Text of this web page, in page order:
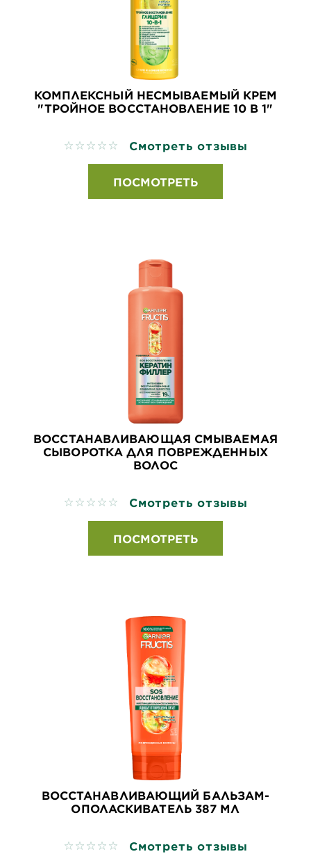
КОМПЛЕКСНЫЙ НЕСМЫВАЕМЫЙ КРЕМ
"ТРОЙНОЕ ВОССТАНОВЛЕНИЕ 10 В 1"
No reviews Смотреть отзывы
ПОСМОТРЕТЬ
ВОССТАНАВЛИВАЮЩАЯ СМЫВАЕМАЯ
СЫВОРОТКА ДЛЯ ПОВРЕЖДЕННЫХ
ВОЛОС
No reviews Смотреть отзывы
ПОСМОТРЕТЬ
ВОССТАНАВЛИВАЮЩИЙ БАЛЬЗАМ-
ОПОЛАСКИВАТЕЛЬ 387 МЛ
No reviews Смотреть отзывы